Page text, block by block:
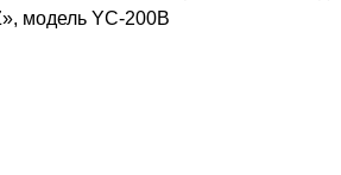
модель YC-200B